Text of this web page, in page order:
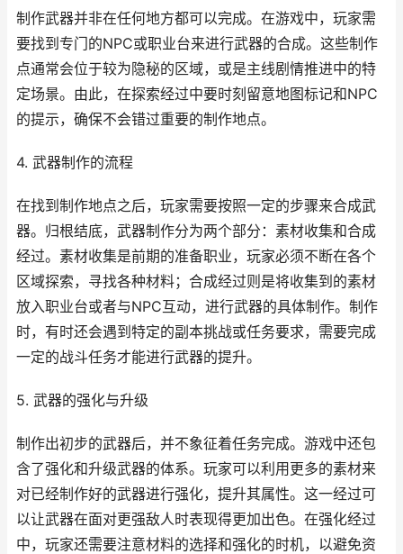
制作武器并非在任何地方都可以完成。在游戏中，玩家需
要找到专门的NPC或职业台来进行武器的合成。这些制作
点通常会位于较为隐秘的区域，或是主线剧情推进中的特
定场景。由此，在探索经过中要时刻留意地图标记和NPC
的提示，确保不会错过重要的制作地点。
4. 武器制作的流程
在找到制作地点之后，玩家需要按照一定的步骤来合成武
器。归根结底，武器制作分为两个部分：素材收集和合成
经过。素材收集是前期的准备职业，玩家必须不断在各个
区域探索，寻找各种材料；合成经过则是将收集到的素材
放入职业台或者与NPC互动，进行武器的具体制作。制作
时，有时还会遇到特定的副本挑战或任务要求，需要完成
一定的战斗任务才能进行武器的提升。
5. 武器的强化与升级
制作出初步的武器后，并不象征着任务完成。游戏中还包
含了强化和升级武器的体系。玩家可以利用更多的素材来
对已经制作好的武器进行强化，提升其属性。这一经过可
以让武器在面对更强敌人时表现得更加出色。在强化经过
中，玩家还需要注意材料的选择和强化的时机，以避免资